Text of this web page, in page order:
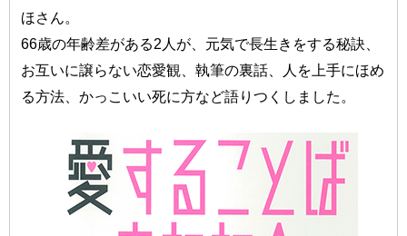
ほさん。
66歳の年齢差がある2人が、元気で長生きをする秘訣、
お互いに譲らない恋愛観、執筆の裏話、人を上手にほめ
る方法、かっこいい死に方など語りつくしました。